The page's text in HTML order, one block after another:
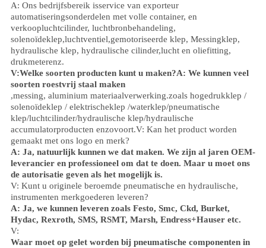
A: Ons bedrijfsbereik isservice van exporteur
automatiseringsonderdelen met volle container, en
verkoopluchtcilinder, luchtbronbehandeling,
solenoïdeklep,luchtventiel,gemotoriseerde klep, Messingklep,
hydraulische klep, hydraulische cilinder,lucht en oliefitting,
drukmeterenz.
V:Welke soorten producten kunt u maken?A: We kunnen veel
soorten roestvrij staal maken
,messing, aluminium materiaalverwerking.zoals hogedrukklep /
solenoïdeklep / elektrischeklep /waterklep/pneumatische
klep/luchtcilinder/hydraulische klep/hydraulische
accumulatorproducten enzovoort.V: Kan het product worden
gemaakt met ons logo en merk?
A: Ja, natuurlijk kunnen we dat maken. We zijn al jaren OEM-
leverancier en professioneel om dat te doen. Maar u moet ons
de autorisatie geven als het mogelijk is.
V: Kunt u originele beroemde pneumatische en hydraulische,
instrumenten merkgoederen leveren?
A: Ja, we kunnen leveren zoals Festo, Smc, Ckd, Burket,
Hydac, Rexroth, SMS, RSMT, Marsh, Endress+Hauser etc.
V:
Waar moet op gelet worden bij pneumatische componenten in